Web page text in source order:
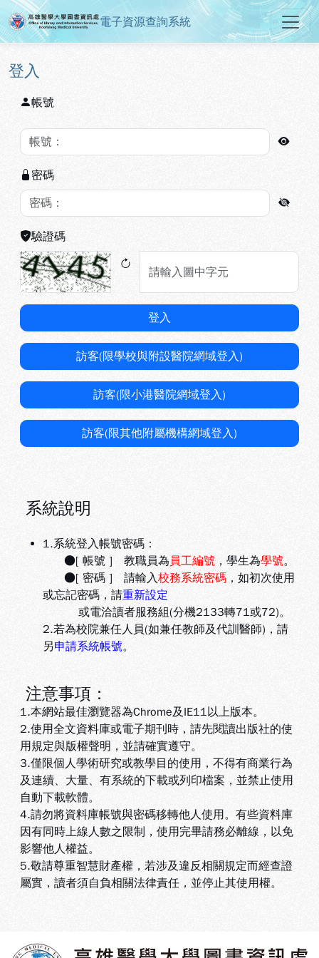
跳到主要內容
:::
高雄醫學大學圖書資訊處電子資
電子資源查詢系統
:::
登入
帳號
密碼
驗證碼
登入
訪客(限學校與附設醫院網域登入)
訪客(限小港醫院網域登入)
訪客(限其他附屬機構網域登入)
系統說明
1.系統登入帳號密碼：
●[ 帳號 ] 教職員為 員工編號 ，學生為學號。
●[ 密碼 ] 請輸入校務系統密碼 ，如初次使用
或忘記密碼，請重新設定
或電洽讀者服務組(分機2133轉71或72)。
2.若為校院兼任人員(如兼任教師及代訓醫師)，請
另申請系統帳號。
注意事項：
1.本網站最佳瀏覽器為Chrome及IE11以上版本。
2.使用全文資料庫或電子期刊時，請先閱讀出版社的使
用規定與版權聲明，並請確實遵守。
3.僅限個人學術研究或教學目的使用，不得有商業行為
及連續、大量、有系統的下載或列印檔案，並禁止使用
自動下載軟體。
4.請勿將資料庫帳號與密碼移轉他人使用。有些資料庫
因有同時上線人數之限制，使用完畢請務必離線，以免
影響他人權益。
5.敬請尊重智慧財產權，若涉及違反相關規定而經查證
屬實，讀者須自負相關法律責任，並停止其使用權。